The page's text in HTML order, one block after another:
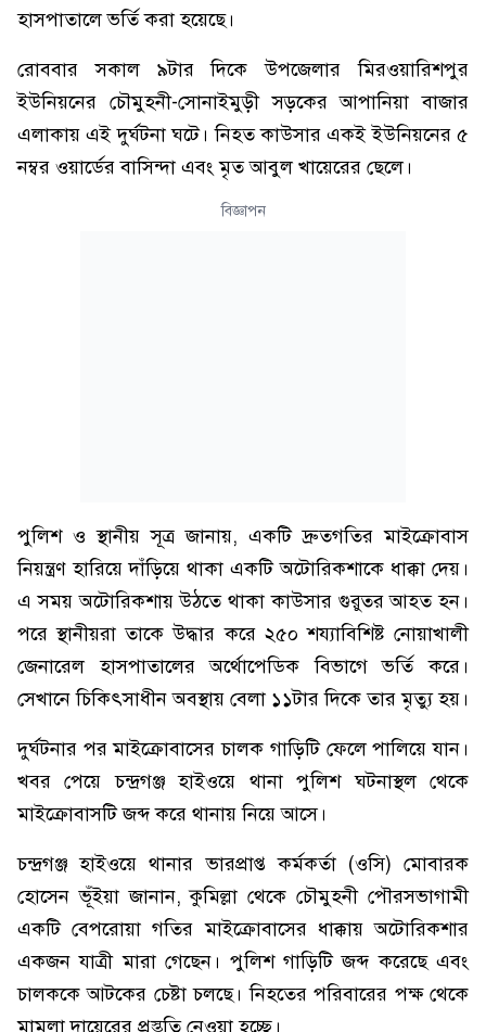
হাসপাতালে ভর্তি করা হয়েছে।
রোববার সকাল ৯টার দিকে উপজেলার মিরওয়ারিশপুর
ইউনিয়নের চৌমুহনী-সোনাইমুড়ী সড়কের আপানিয়া বাজার
এলাকায় এই দুর্ঘটনা ঘটে। নিহত কাউসার একই ইউনিয়নের ৫
নম্বর ওয়ার্ডের বাসিন্দা এবং মৃত আবুল খায়েরের ছেলে।
বিজ্ঞাপন
পুলিশ ও স্থানীয় সূত্র জানায়, একটি দ্রুতগতির মাইক্রোবাস
নিয়ন্ত্রণ হারিয়ে দাঁড়িয়ে থাকা একটি অটোরিকশাকে ধাক্কা দেয়।
এ সময় অটোরিকশায় উঠতে থাকা কাউসার গুরুতর আহত হন।
পরে স্থানীয়রা তাকে উদ্ধার করে ২৫০ শয্যাবিশিষ্ট নোয়াখালী
জেনারেল হাসপাতালের অর্থোপেডিক বিভাগে ভর্তি করে।
সেখানে চিকিৎসাধীন অবস্থায় বেলা ১১টার দিকে তার মৃত্যু হয়।
দুর্ঘটনার পর মাইক্রোবাসের চালক গাড়িটি ফেলে পালিয়ে যান।
খবর পেয়ে চন্দ্রগঞ্জ হাইওয়ে থানা পুলিশ ঘটনাস্থল থেকে
মাইক্রোবাসটি জব্দ করে থানায় নিয়ে আসে।
চন্দ্রগঞ্জ হাইওয়ে থানার ভারপ্রাপ্ত কর্মকর্তা (ওসি) মোবারক
হোসেন ভূঁইয়া জানান, কুমিল্লা থেকে চৌমুহনী পৌরসভাগামী
একটি বেপরোয়া গতির মাইক্রোবাসের ধাক্কায় অটোরিকশার
একজন যাত্রী মারা গেছেন। পুলিশ গাড়িটি জব্দ করেছে এবং
চালককে আটকের চেষ্টা চলছে। নিহতের পরিবারের পক্ষ থেকে
মামলা দায়েরের প্রস্তুতি নেওয়া হচ্ছে।